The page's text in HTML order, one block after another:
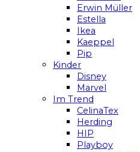
Erwin Müller
Estella
Ikea
Kaeppel
Pip
Kinder
Disney
Marvel
Im Trend
CelinaTex
Herding
HIP
Playboy